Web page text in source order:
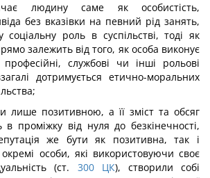
людину саме як особистість,
без вказівки на певний рід занять,
роль в суспільстві, тоді як
залежить від того, як особа виконує
службові чи інші рольові
дотримується етично-моральних
лише позитивною, а її зміст та обсяг
проміжку від нуля до безкінечності,
же бути як позитивна, так і
особи, які використовуючи своє
(ст. 300 ЦК), створили собі